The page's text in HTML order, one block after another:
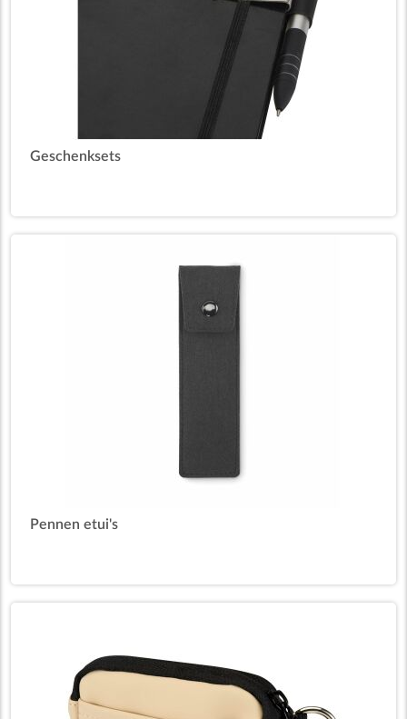
Geschenksets
Pennen etui's